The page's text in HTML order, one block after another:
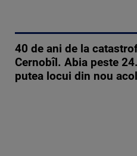
40 de ani de la
Cernobîl. Abia peste
putea locui din nou